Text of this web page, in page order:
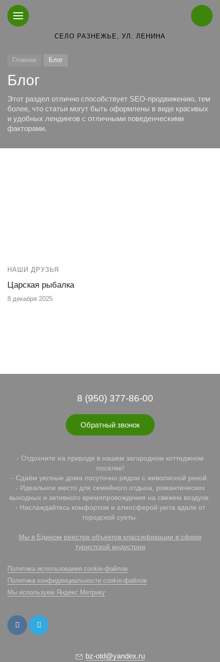
СЕЛО РАЗНЕЖЬЕ, УЛ. ЛЕНИНА
Главная Блог
Блог
Этот раздел отлично способствует SEO-продвижению, тем
более, что статьи могут быть оформлены в виде красивых
и удобных лендингов с отличными поведенческими
факторами.
НАШИ ДРУЗЬЯ
Царская рыбалка
8 декабря 2025
8 (950) 377-86-00
Обратный звонок
- Отдохните на природе в нашем загородном коттеджном
поселке!
- Сдаём уютные дома посуточно рядом с живописной рекой.
- Идеальное место для семейного отдыха, романтических
выходных и активного времяпровождения на свежем воздухе.
- Наслаждайтесь комфортом и атмосферой уюта вдали от
городской суеты.
Мы в Едином реестре объектов классификации в сфере
туристской индустрии
Политика использования cookie-файлов
Политика конфиденциальности cookie-файлов
Мы используем Яндекс.Метрику
bz-otd@yandex.ru